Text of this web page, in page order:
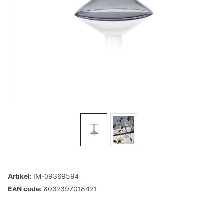
Artikel: IM-09369594
EAN code: 8032397018421